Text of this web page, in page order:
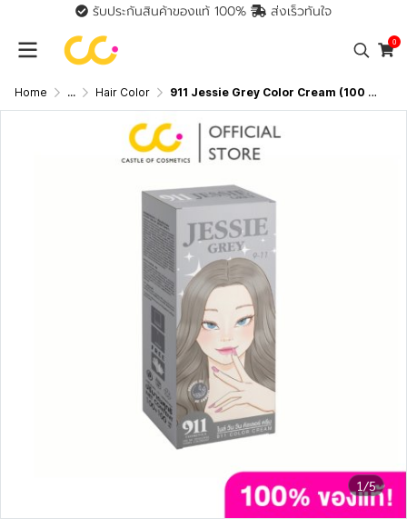
รับประกันสินค้าของแท้ 100% ส่งเร็วทันใจ
0
Home ... Hair Color 911 Jessie Grey Color Cream (100 ml +100ml) เจสซี่ เกรย์ คัลเลอร์ ครีม
1/5